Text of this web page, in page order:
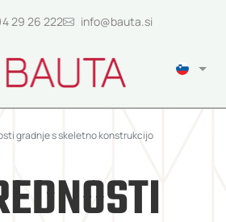
29 26 222 info@bauta.si
gradnje s skeletno konstrukcijo